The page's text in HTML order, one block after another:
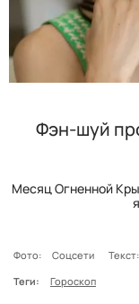
Фэн-шуй
Месяц Огненной
Фото: Соцсети Текст:
Теги:
Гороскоп